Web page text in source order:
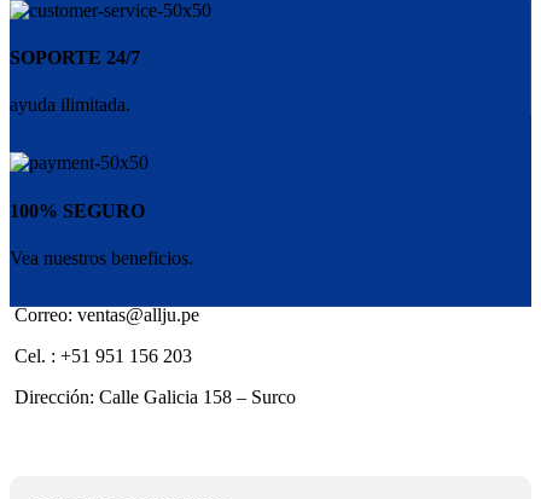
SOPORTE 24/7
ayuda ilimitada.
100% SEGURO
Vea nuestros beneficios.
Correo: ventas@allju.pe
Cel. : +51 951 156 203
Dirección: Calle Galicia 158 – Surco